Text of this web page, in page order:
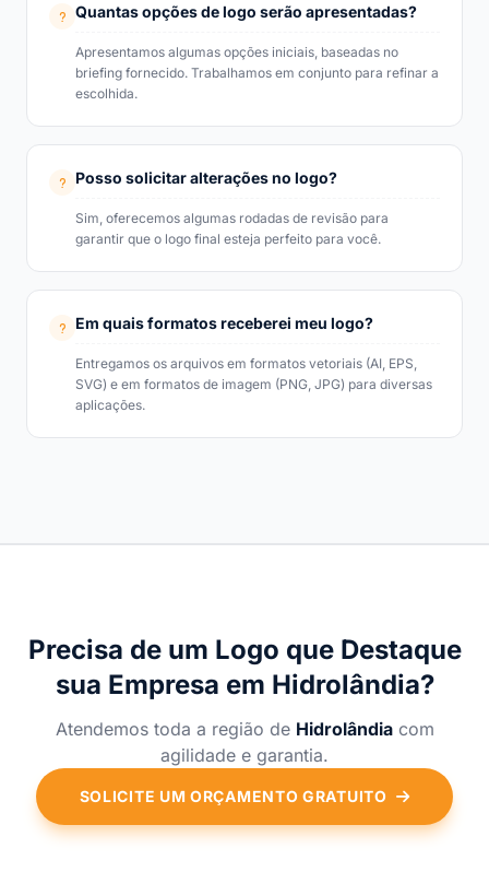
Quantas opções de logo serão apresentadas?
Apresentamos algumas opções iniciais, baseadas no
briefing fornecido. Trabalhamos em conjunto para refinar a
escolhida.
Posso solicitar alterações no logo?
Sim, oferecemos algumas rodadas de revisão para
garantir que o logo final esteja perfeito para você.
Em quais formatos receberei meu logo?
Entregamos os arquivos em formatos vetoriais (AI, EPS,
SVG) e em formatos de imagem (PNG, JPG) para diversas
aplicações.
Precisa de um Logo que Destaque
sua Empresa em Hidrolândia?
Atendemos toda a região de Hidrolândiacom
agilidade e garantia.
SOLICITE UM ORÇAMENTO GRATUITO